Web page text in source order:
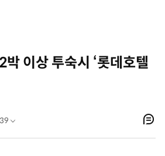
박 이상 투숙시 ‘롯데호텔